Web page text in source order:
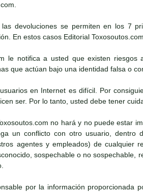
devoluciones se permiten en los 7
En estos casos Editorial
le notifica a usted que existen
que actúan bajo una identidad falsa o
en Internet es difícil. Por
ser. Por lo tanto, usted debe tener
no hará y no puede estar
un conflicto con otro usuario, dentro
agentes y empleados) de
sospechable o no
por la información proporcionada